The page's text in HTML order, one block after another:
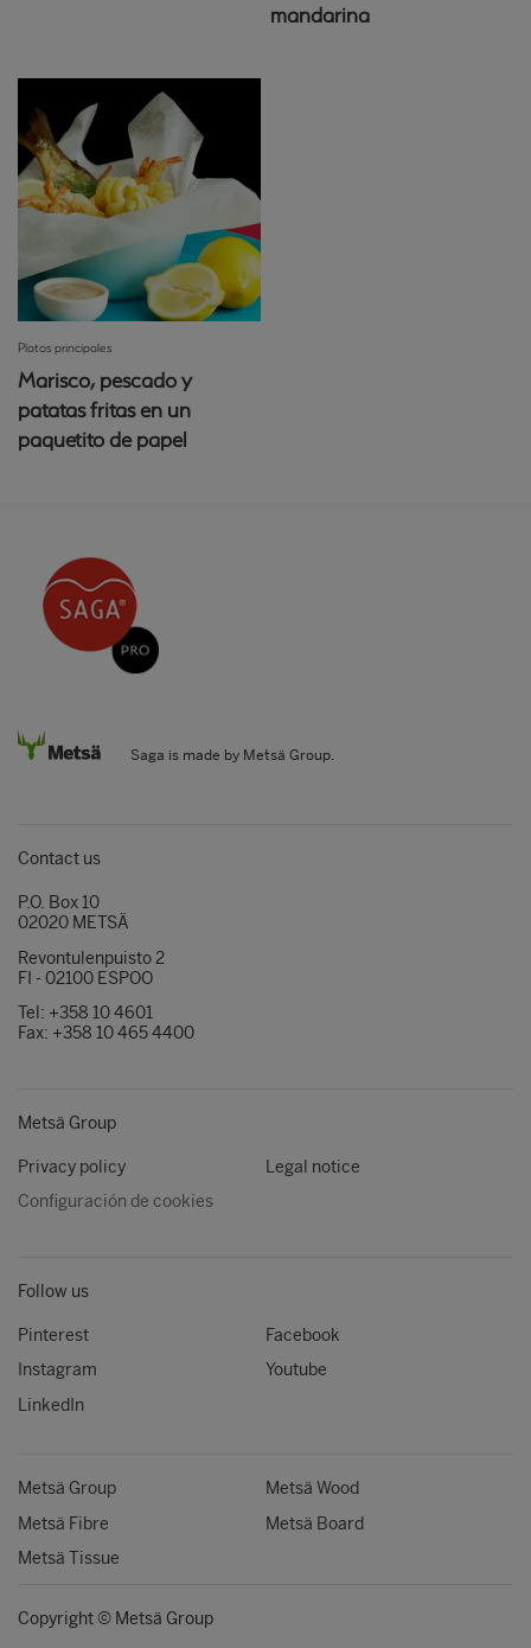
mandarina
Platos principales
Marisco, pescado y
patatas fritas en un
paquetito de papel
Saga is made by Metsä Group.
Contact us
P.O. Box 10
02020 METSÄ
Revontulenpuisto 2
FI - 02100 ESPOO
Tel: +358 10 4601
Fax: +358 10 465 4400
Metsä Group
Privacy policy
Legal notice
Configuración de cookies
Follow us
Pinterest
Facebook
Instagram
Youtube
LinkedIn
Metsä Group
Metsä Wood
Metsä Fibre
Metsä Board
Metsä Tissue
Copyright © Metsä Group